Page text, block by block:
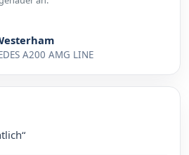
A200 AMG LINE